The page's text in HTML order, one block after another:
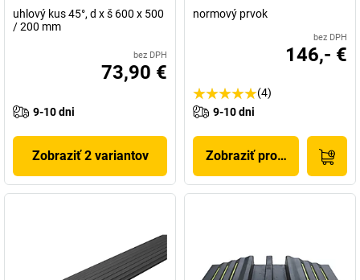
uhlový kus 45°, d x š 600 x 500
/ 200 mm
bez DPH
73,90 €
9-10 dni
Zobraziť 2 variantov
normový prvok
bez DPH
146,- €
(4)
9-10 dni
Zobraziť produkt